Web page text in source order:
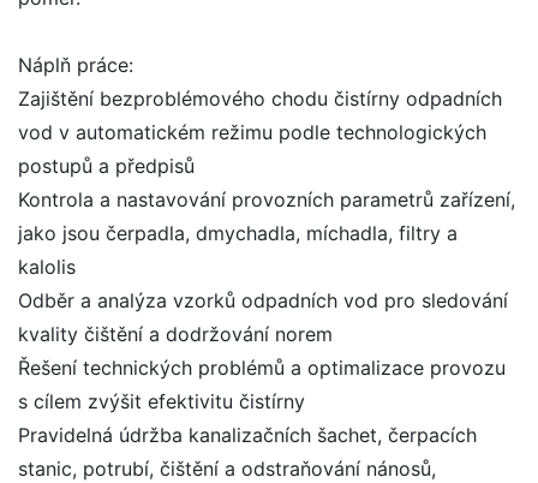
Náplň práce:
Zajištění bezproblémového chodu čistírny odpadních
vod v automatickém režimu podle technologických
postupů a předpisů
Kontrola a nastavování provozních parametrů zařízení,
jako jsou čerpadla, dmychadla, míchadla, filtry a
kalolis
Odběr a analýza vzorků odpadních vod pro sledování
kvality čištění a dodržování norem
Řešení technických problémů a optimalizace provozu
s cílem zvýšit efektivitu čistírny
Pravidelná údržba kanalizačních šachet, čerpacích
stanic, potrubí, čištění a odstraňování nánosů,